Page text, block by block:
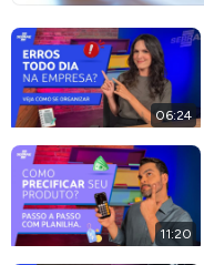
06:24
11:20